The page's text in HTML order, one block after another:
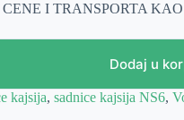
I TRANSPORTA
Dodaj u
kajsija,sadnice kajsija NS6,